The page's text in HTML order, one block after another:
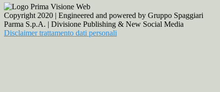
Copyright 2020 | Engineered and powered by Gruppo Spaggiari
Parma S.p.A. | Divisione Publishing & New Social Media
Disclaimer trattamento dati personali